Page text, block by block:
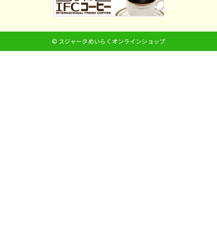
© スジャータめいらくオンラインショップ